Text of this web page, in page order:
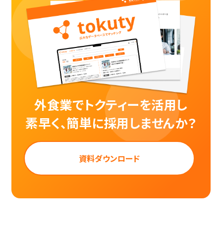
外食業でトクティーを活用し
素早く、簡単に採用しませんか？
資料ダウンロード